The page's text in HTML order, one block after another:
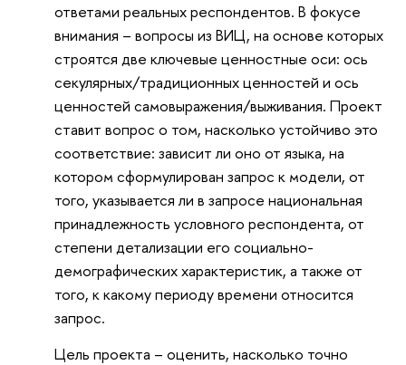
ответами реальных респондентов. В фокусе
внимания – вопросы из ВИЦ, на основе которых
строятся две ключевые ценностные оси: ось
секулярных/традиционных ценностей и ось
ценностей самовыражения/выживания. Проект
ставит вопрос о том, насколько устойчиво это
соответствие: зависит ли оно от языка, на
котором сформулирован запрос к модели, от
того, указывается ли в запросе национальная
принадлежность условного респондента, от
степени детализации его социально-
демографических характеристик, а также от
того, к какому периоду времени относится
запрос.
Цель проекта – оценить, насколько точно